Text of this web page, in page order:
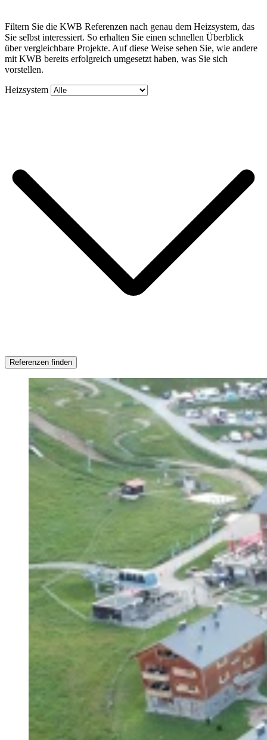
Filtern Sie die KWB Referenzen nach genau dem Heizsystem, das
Sie selbst interessiert. So erhalten Sie einen schnellen Überblick
über vergleichbare Projekte. Auf diese Weise sehen Sie, wie andere
mit KWB bereits erfolgreich umgesetzt haben, was Sie sich
vorstellen.
Heizsystem
Referenzen finden